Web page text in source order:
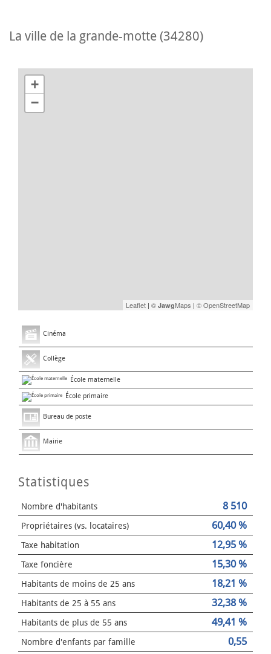
la ville de la grande-motte (34280)
+
−
Leaflet | © JawgMaps | © OpenStreetMap
Cinéma
Collège
École maternelle
École primaire
Bureau de poste
Mairie
Statistiques
Nombre d'habitants 8 510
Propriétaires (vs. locataires) 60,40 %
Taxe habitation 12,95 %
Taxe foncière 15,30 %
Habitants de moins de 25 ans 18,21 %
Habitants de 25 à 55 ans 32,38 %
Habitants de plus de 55 ans 49,41 %
Nombre d'enfants par famille 0,55